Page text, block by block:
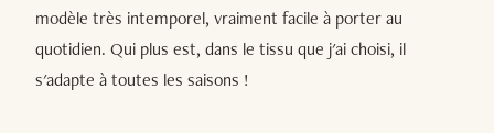
modèle très intemporel, vraiment facile à porter au
quotidien. Qui plus est, dans le tissu que j'ai choisi, il
s'adapte à toutes les saisons !